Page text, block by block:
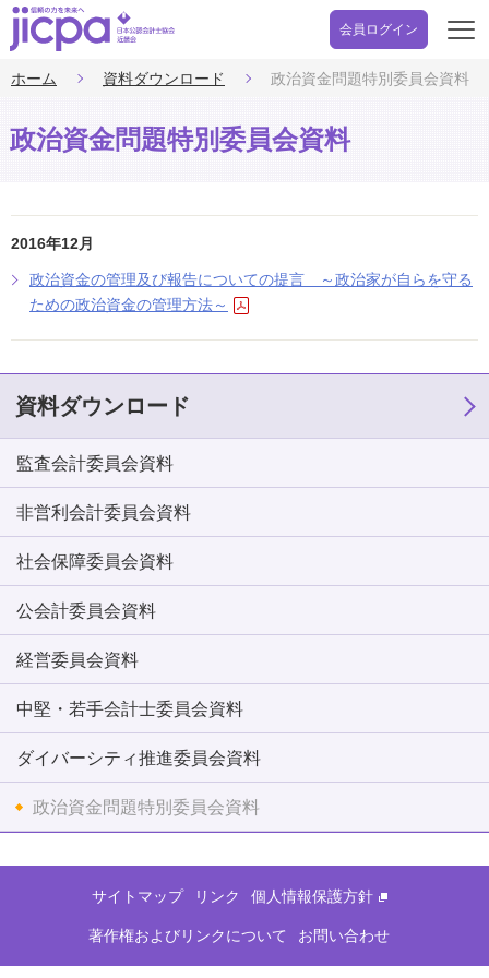
会員ログイン
開
ホーム 資料ダウンロード 政治資金問題特別委員会資料
政治資金問題特別委員会資料
2016年12月
政治資金の管理及び報告についての提言 ～政治家が自らを守る
ための政治資金の管理方法～
資料ダウンロード
監査会計委員会資料
非営利会計委員会資料
社会保障委員会資料
公会計委員会資料
経営委員会資料
中堅・若手会計士委員会資料
ダイバーシティ推進委員会資料
政治資金問題特別委員会資料
サイトマップ リンク 個人情報保護方針
著作権およびリンクについて お問い合わせ